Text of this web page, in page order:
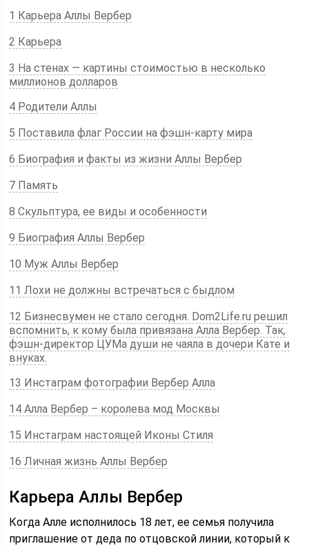
1 Карьера Аллы Вербер
2 Карьера
3 На стенах — картины стоимостью в несколько
миллионов долларов
4 Родители Аллы
5 Поставила флаг России на фэшн-карту мира
6 Биография и факты из жизни Аллы Вербер
7 Память
8 Скульптура, ее виды и особенности
9 Биография Аллы Вербер
10 Муж Аллы Вербер
11 Лохи не должны встречаться с быдлом
12 Бизнесвумен не стало сегодня. Dom2Life.ru решил
вспомнить, к кому была привязана Алла Вербер. Так,
фэшн-директор ЦУМа души не чаяла в дочери Кате и
внуках.
13 Инстаграм фотографии Вербер Алла
14 Алла Вербер – королева мод Москвы
15 Инстаграм настоящей Иконы Стиля
16 Личная жизнь Аллы Вербер
Карьера Аллы Вербер
Когда Алле исполнилось 18 лет, ее семья получила
приглашение от деда по отцовской линии, который к